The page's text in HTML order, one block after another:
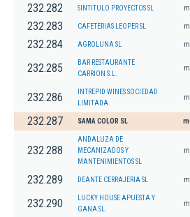
232.282 SINTITULO PROYECTOS SL
232.283 CAFETERIAS LEOPER SL
232.284 AGROLUNA SL
232.285
BAR RESTAURANTE
CARRION S.L.
232.286
INTREPID WINES SOCIEDAD
LIMITADA.
232.287 SAMA COLOR SL
232.288
ANDALUZA DE
MECANIZADOS Y
MANTENIMIENTOS SL
232.289 DEANTE CERRAJERIA SL
232.290
LUCKY HOUSE APUESTA Y
GANA SL.